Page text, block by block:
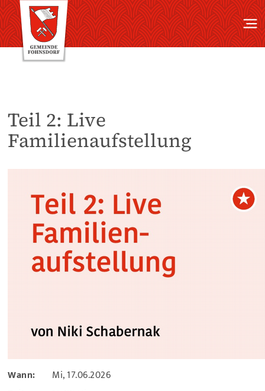
Teil 2: Live
Familienaufstellung
Wann:
Mi, 17.06.2026